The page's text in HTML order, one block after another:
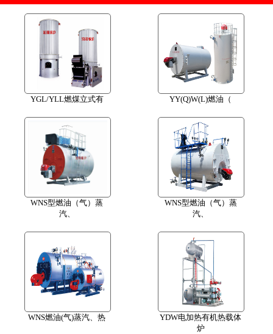
YGL/YLL燃煤立式有 YY(Q)W(L)燃油（
WNS型燃油（气）蒸
汽、
WNS型燃油（气）蒸
汽、
WNS燃油(气)蒸汽、热
YDW电加热有机热载体
炉